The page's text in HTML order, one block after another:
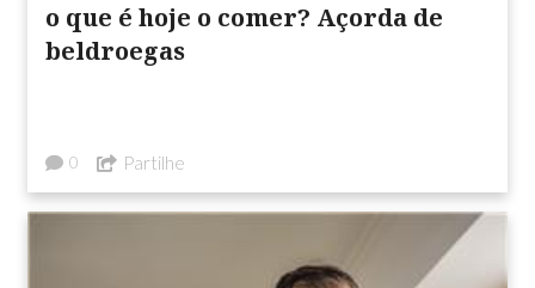
o que é hoje o comer? Açorda de
beldroegas
0 Partilhe